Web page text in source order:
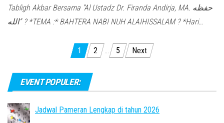
Tabligh Akbar Bersama “Al Ustadz Dr. Firanda Andirja, MA. حفظه
الله” ? *TEMA :* BAHTERA NABI NUH ALAIHISSALAM ? *Hari…
pagination
1 2 … 5 Next
EVENT POPULER:
Jadwal Pameran Lengkap di tahun 2026